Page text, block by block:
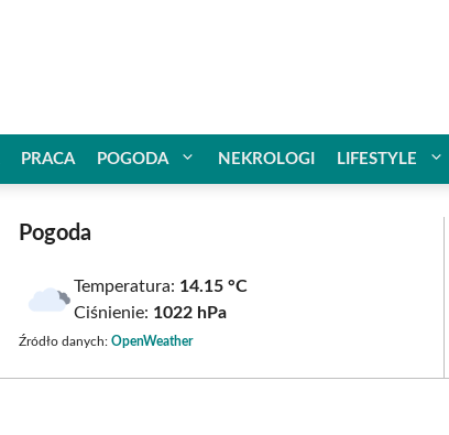
PRACA POGODA NEKROLOGI LIFESTYLE
Pogoda
Temperatura: 14.15 °C
Ciśnienie: 1022 hPa
Źródło danych: OpenWeather